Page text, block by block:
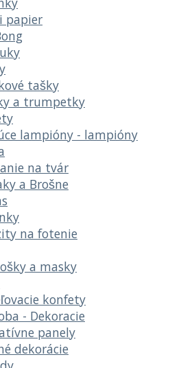
papier
tašky
a trumpetky
lampióny - lampióny
na tvár
a Brošne
na fotenie
a masky
konfety
- Dekoracie
panely
dekorácie